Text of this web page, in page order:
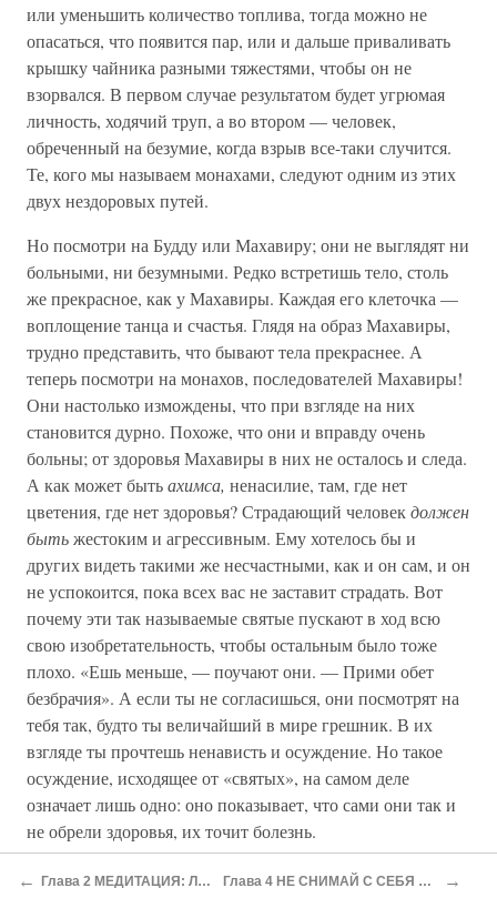
или уменьшить количество топлива, тогда можно не
опасаться, что появится пар, или и дальше приваливать
крышку чайника разными тяжестями, чтобы он не
взорвался. В первом случае результатом будет угрюмая
личность, ходячий труп, а во втором — человек,
обреченный на безумие, когда взрыв все-таки случится.
Те, кого мы называем монахами, следуют одним из этих
двух нездоровых путей.
Но посмотри на Будду или Махавиру; они не выглядят ни
больными, ни безумными. Редко встретишь тело, столь
же прекрасное, как у Махавиры. Каждая его клеточка —
воплощение танца и счастья. Глядя на образ Махавиры,
трудно представить, что бывают тела прекраснее. А
теперь посмотри на монахов, последователей Махавиры!
Они настолько измождены, что при взгляде на них
становится дурно. Похоже, что они и вправду очень
больны; от здоровья Махавиры в них не осталось и следа.
А как может бытьахимса, ненасилие, там, где нет
цветения, где нет здоровья? Страдающий человекдолжен
бытьжестоким и агрессивным. Ему хотелось бы и
других видеть такими же несчастными, как и он сам, и он
не успокоится, пока всех вас не заставит страдать. Вот
почему эти так называемые святые пускают в ход всю
свою изобретательность, чтобы остальным было тоже
плохо. «Ешь меньше, — поучают они. — Прими обет
безбрачия». А если ты не согласишься, они посмотрят на
тебя так, будто ты величайший в мире грешник. В их
взгляде ты прочтешь ненависть и осуждение. Но такое
осуждение, исходящее от «святых», на самом деле
означает лишь одно: оно показывает, что сами они так и
не обрели здоровья, их точит болезнь.
Истинный святой — это человек, который переполнен
← Глава 2 МЕДИТАЦИЯ: ЛЕЗВИЕ БРИТВЫ Глава 4 НЕ СНИМАЙ С СЕБЯ ОТВЕТСТВЕННОСТИ →